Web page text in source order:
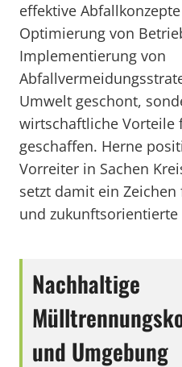
effektive
Optimierung von
Implementierung von
Umwelt geschont,
wirtschaftliche Vorteile
geschaffen. Herne
Vorreiter in Sachen
setzt damit ein
und
Nachhaltige
und Umgebung